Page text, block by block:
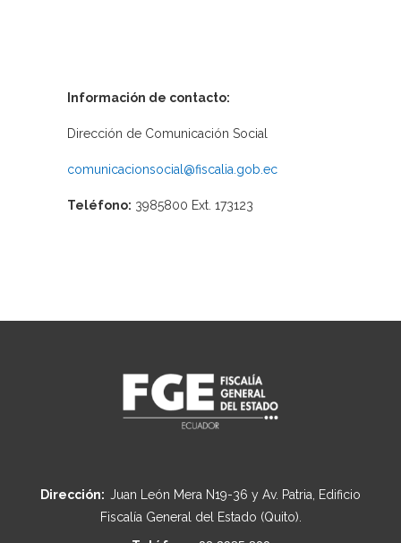
Información de contacto:
Dirección de Comunicación Social
comunicacionsocial@fiscalia.gob.ec
Teléfono: 3985800 Ext. 173123
Dirección: Juan León Mera N19-36 y Av. Patria, Edificio
Fiscalía General del Estado (Quito).